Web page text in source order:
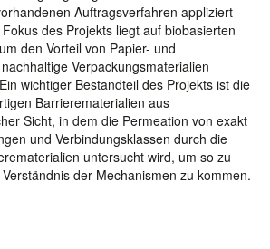
Auftragsverfahren appliziert
des Projekts liegt auf biobasierten
den Vorteil von Papier- und
Verpackungsmaterialien
wichtiger Bestandteil des Projekts ist die
Barrierematerialien aus
Sicht, in dem die Permeation von exakt
und Verbindungsklassen durch die
untersucht wird, um so zu
der Mechanismen zu kommen.